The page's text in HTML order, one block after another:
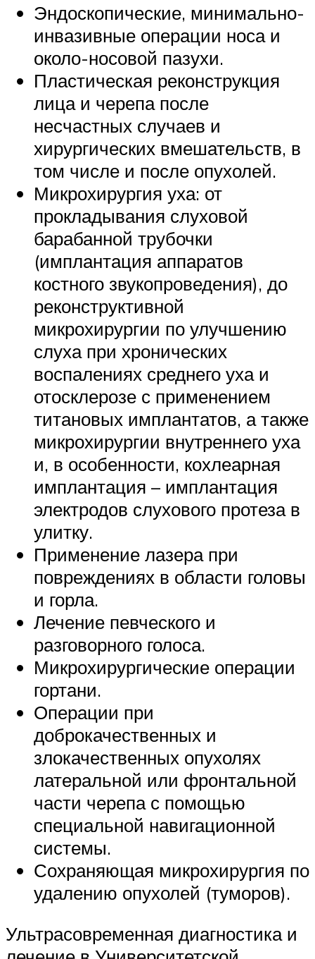
Эндоскопические, минимально-
инвазивные операции носа и
около-носовой пазухи.
Пластическая реконструкция
лица и черепа после
несчастных случаев и
хирургических вмешательств, в
том числе и после опухолей.
Микрохирургия уха: от
прокладывания слуховой
барабанной трубочки
(имплантация аппаратов
костного звукопроведения), до
реконструктивной
микрохирургии по улучшению
слуха при хронических
воспалениях среднего уха и
отосклерозе с применением
титановых имплантатов, а также
микрохирургии внутреннего уха
и, в особенности, кохлеарная
имплантация – имплантация
электродов слухового протеза в
улитку.
Применение лазера при
повреждениях в области головы
и горла.
Лечение певческого и
разговорного голоса.
Микрохирургические операции
гортани.
Операции при
доброкачественных и
злокачественных опухолях
латеральной или фронтальной
части черепа с помощью
специальной навигационной
системы.
Сохраняющая микрохирургия по
удалению опухолей (туморов).
Ультрасовременная диагностика и